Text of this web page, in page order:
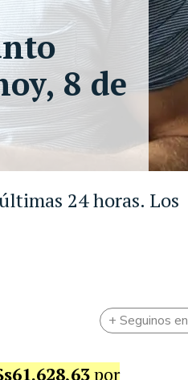
24 horas. Los
8 de
+ Seguinos en
por